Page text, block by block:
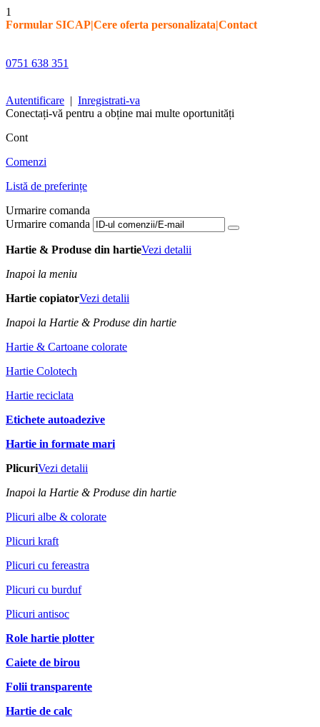
1
Formular SICAP|Cere oferta personalizata|Contact
0751 638 351
Autentificare | Inregistrati-va
Conectați-vă pentru a obține mai multe oportunități
Cont
Comenzi
Listă de preferințe
Urmarire comanda
Urmarire comanda
Hartie & Produse din hartieVezi detalii
Inapoi la meniu
Hartie copiatorVezi detalii
Inapoi la Hartie & Produse din hartie
Hartie & Cartoane colorate
Hartie Colotech
Hartie reciclata
Etichete autoadezive
Hartie in formate mari
PlicuriVezi detalii
Inapoi la Hartie & Produse din hartie
Plicuri albe & colorate
Plicuri kraft
Plicuri cu fereastra
Plicuri cu burduf
Plicuri antisoc
Role hartie plotter
Caiete de birou
Folii transparente
Hartie de calc